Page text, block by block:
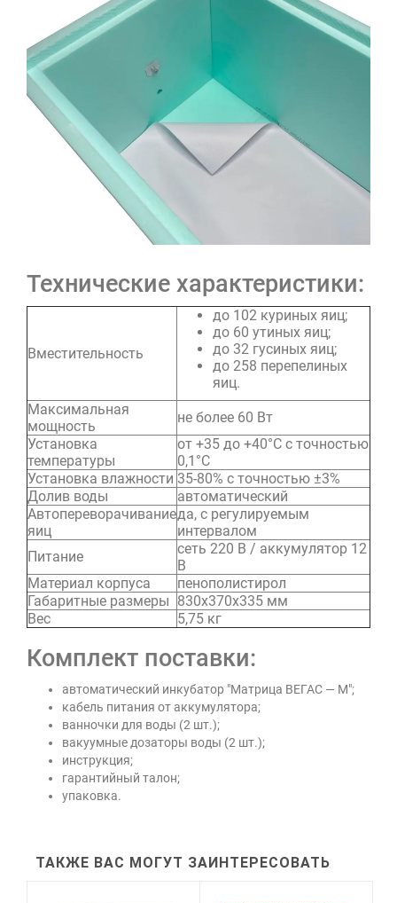
Технические характеристики:
Вместительность
до 102 куриных яиц;
до 60 утиных яиц;
до 32 гусиных яиц;
до 258 перепелиных
яиц.
Максимальная
мощность
не более 60 Вт
Установка
температуры
от +35 до +40°C с точностью
0,1°C
Установка влажности 35-80% с точностью ±3%
Долив воды
автоматический
Автопереворачивание
яиц
да, с регулируемым
интервалом
Питание
сеть 220 В / аккумулятор 12
В
Материал корпуса
пенополистирол
Габаритные размеры 830х370х335 мм
Вес
5,75 кг
Комплект поставки:
автоматический инкубатор "Матрица ВЕГАС — М";
кабель питания от аккумулятора;
ванночки для воды (2 шт.);
вакуумные дозаторы воды (2 шт.);
инструкция;
гарантийный талон;
упаковка.
ТАКЖЕ ВАС МОГУТ ЗАИНТЕРЕСОВАТЬ